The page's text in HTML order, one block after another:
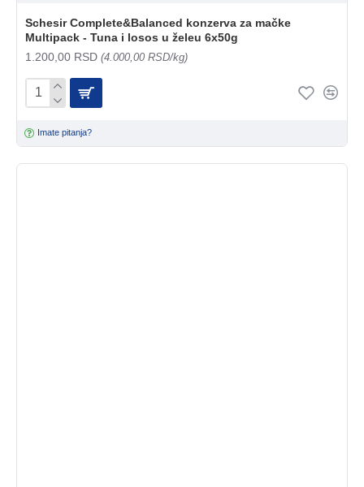
Schesir Complete&Balanced konzerva za mačke
Multipack - Tuna i losos u želeu 6x50g
1.200,00 RSD (4.000,00 RSD/kg)
Imate pitanja?